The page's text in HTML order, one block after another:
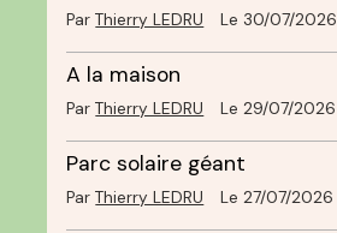
ParThierry LEDRU Le 30/07/2026
A la maison
ParThierry LEDRU Le 29/07/2026
Parc solaire géant
ParThierry LEDRU Le 27/07/2026